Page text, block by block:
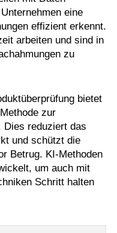
eine
effizient erkennt.
arbeiten und sind in
zu
bietet
zur
Dies reduziert das
und schützt die
Betrug. KI-Methoden
um auch mit
Schritt halten